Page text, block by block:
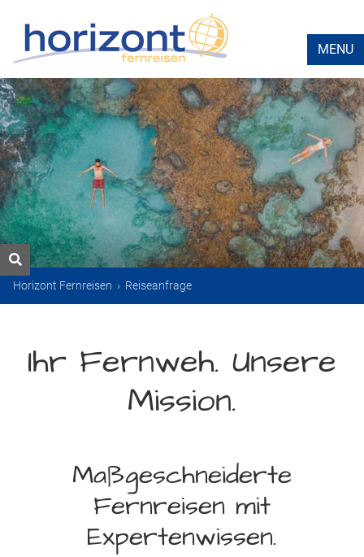
MENU
Horizont Fernreisen › Reiseanfrage
Ihr Fernweh. Unsere
Mission.
Maßgeschneiderte
Fernreisen mit
Expertenwissen.